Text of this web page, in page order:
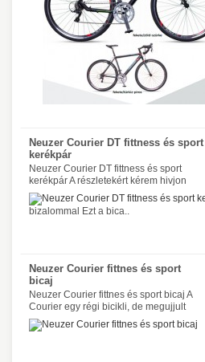
Neuzer Courier DT fittness és sport
kerékpár
Neuzer Courier DT fittness és sport
kerékpár A részletekért kérem hivjon
bizalommal Ezt a bica..
Neuzer Courier fittnes és sport
bicaj
Neuzer Courier fittnes és sport bicaj A
Courier egy régi bicikli, de megujjult